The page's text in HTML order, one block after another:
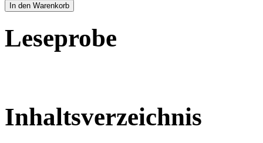
In den Warenkorb
Leseprobe
Inhaltsverzeichnis